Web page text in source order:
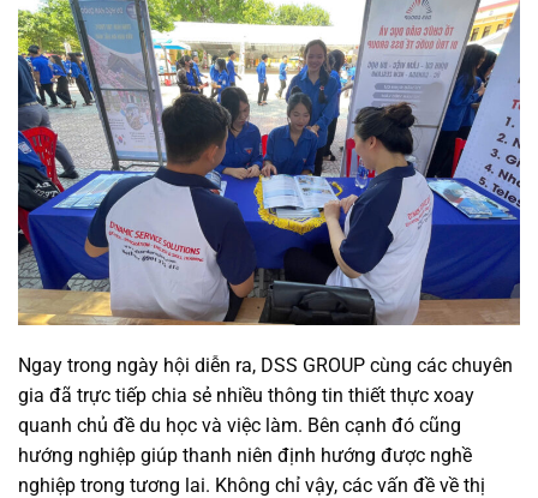
Ngay trong ngày hội diễn ra, DSS GROUP cùng các chuyên
gia đã trực tiếp chia sẻ nhiều thông tin thiết thực xoay
quanh chủ đề du học và việc làm. Bên cạnh đó cũng
hướng nghiệp giúp thanh niên định hướng được nghề
nghiệp trong tương lai. Không chỉ vậy, các vấn đề về thị